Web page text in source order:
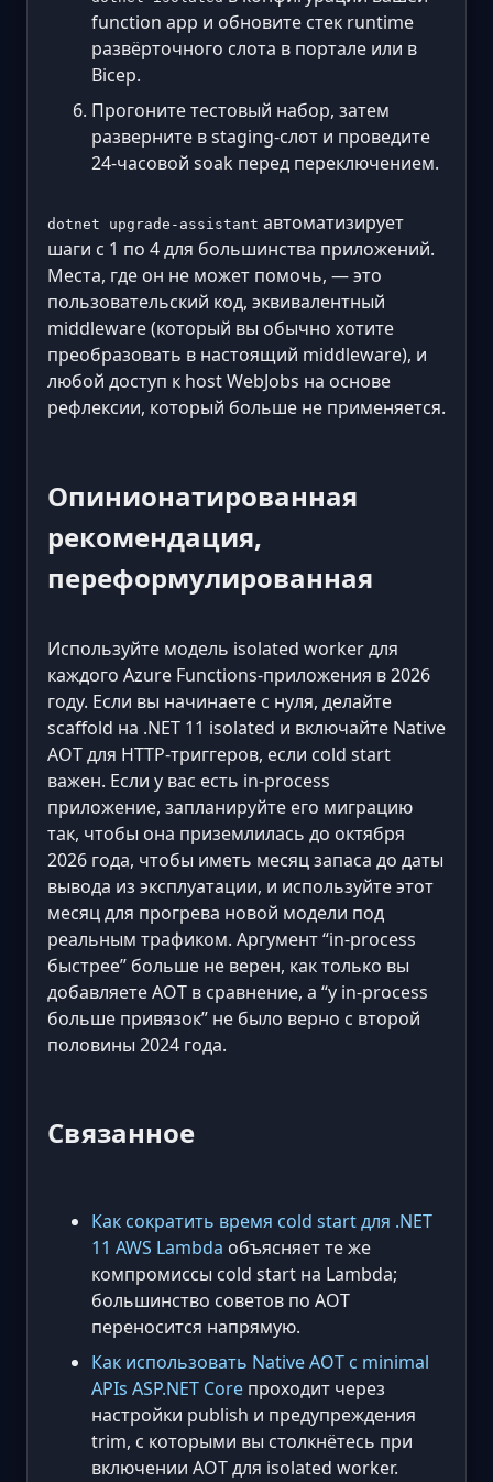
function app и обновите стек runtime
развёрточного слота в портале или в
Bicep.
Прогоните тестовый набор, затем
разверните в staging-слот и проведите
24-часовой soak перед переключением.
dotnet upgrade-assistant автоматизирует
шаги с 1 по 4 для большинства приложений.
Места, где он не может помочь, — это
пользовательский код, эквивалентный
middleware (который вы обычно хотите
преобразовать в настоящий middleware), и
любой доступ к host WebJobs на основе
рефлексии, который больше не применяется.
Опинионатированная
рекомендация,
переформулированная
Используйте модель isolated worker для
каждого Azure Functions-приложения в 2026
году. Если вы начинаете с нуля, делайте
scaffold на .NET 11 isolated и включайте Native
AOT для HTTP-триггеров, если cold start
важен. Если у вас есть in-process
приложение, запланируйте его миграцию
так, чтобы она приземлилась до октября
2026 года, чтобы иметь месяц запаса до даты
вывода из эксплуатации, и используйте этот
месяц для прогрева новой модели под
реальным трафиком. Аргумент “in-process
быстрее” больше не верен, как только вы
добавляете AOT в сравнение, а “у in-process
больше привязок” не было верно с второй
половины 2024 года.
Связанное
Как сократить время cold start для .NET
11 AWS Lambda объясняет те же
компромиссы cold start на Lambda;
большинство советов по AOT
переносится напрямую.
Как использовать Native AOT с minimal
APIs ASP.NET Core проходит через
настройки publish и предупреждения
trim, с которыми вы столкнётесь при
включении AOT для isolated worker.